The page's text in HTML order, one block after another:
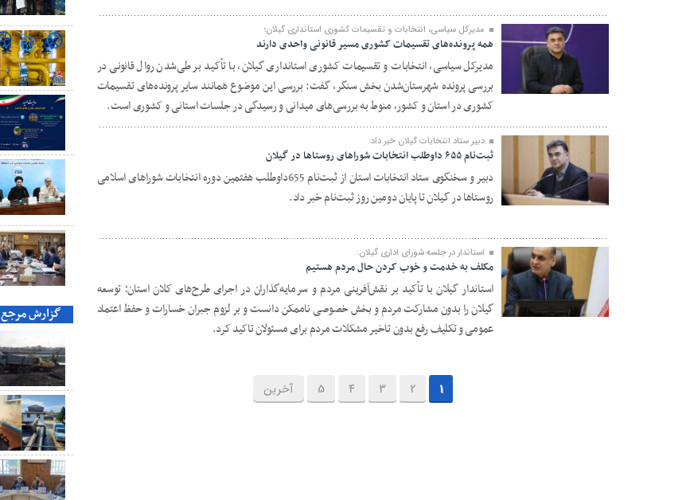
مدیرکل سیاسی، انتخابات و تقسیمات کشوری استانداری گیلان؛
همه پرونده‌های تقسیمات کشوری مسیر قانونی واحدی دارند
مدیرکل سیاسی، انتخابات و تقسیمات کشوری استانداری گیلان، با تأکید بر طی‌شدن روال قانونی در
بررسی پرونده شهرستان‌شدن بخش سنگر، گفت: بررسی این موضوع همانند سایر پرونده‌های تقسیمات
کشوری در استان و کشور، منوط به بررسی‌های میدانی و رسیدگی در جلسات استانی و کشوری است.
دبیر ستاد انتخابات گیلان خبر داد:
ثبت‌‌نام ۶۵۵ داوطلب انتخابات شوراهای روستاها در گیلان
دبیر و سخنگوی ستاد انتخابات استان از ثبت‌نام 655داوطلب هفتمین دوره انتخابات شوراهای اسلامی
روستاها در گیلان تا پایان دومین روز ثبت‌نام خبر داد.
استاندار در جلسه شورای اداری گیلان:
مکلف به خدمت و خوب کردن حال مردم هستیم
استاندار گیلان با تأکید بر نقش‌آفرینی مردم و سرمایه‌گذاران در اجرای طرح‌های کلان استان؛ توسعه
گیلان را بدون مشارکت مردم و بخش خصوصی ناممکن دانست و بر لزوم جبران خسارات و حفظ اعتماد
عمومی و تکلیف رفع بدون تاخیر مشکلات مردم برای مسئولان تاکید کرد.
1
2
3
4
5 آخرین
گزارش مرجع